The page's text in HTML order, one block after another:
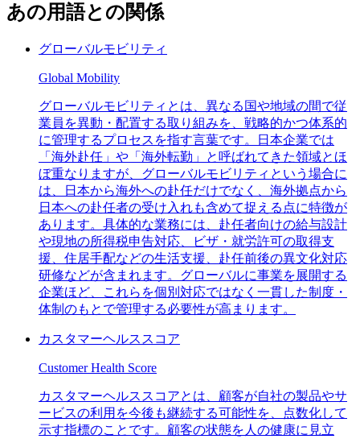
あの用語との関係
グローバルモビリティ
Global Mobility
グローバルモビリティとは、異なる国や地域の間で従
業員を異動・配置する取り組みを、戦略的かつ体系的
に管理するプロセスを指す言葉です。日本企業では
「海外赴任」や「海外転勤」と呼ばれてきた領域とほ
ぼ重なりますが、グローバルモビリティという場合に
は、日本から海外への赴任だけでなく、海外拠点から
日本への赴任者の受け入れも含めて捉える点に特徴が
あります。具体的な業務には、赴任者向けの給与設計
や現地の所得税申告対応、ビザ・就労許可の取得支
援、住居手配などの生活支援、赴任前後の異文化対応
研修などが含まれます。グローバルに事業を展開する
企業ほど、これらを個別対応ではなく一貫した制度・
体制のもとで管理する必要性が高まります。
カスタマーヘルススコア
Customer Health Score
カスタマーヘルススコアとは、顧客が自社の製品やサ
ービスの利用を今後も継続する可能性を、点数化して
示す指標のことです。顧客の状態を人の健康に見立